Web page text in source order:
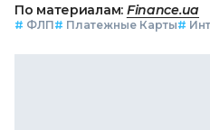
По материалам: Finance.ua
# ФЛП# Платежные Карты#